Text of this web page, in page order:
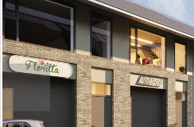
zoeken
Waarom
adverteren
Premium
adverteren